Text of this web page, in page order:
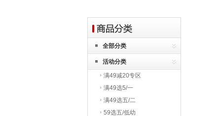
全部分类
活动分类
满49减20专区
满49选5/一
满49选五/二
59选五/低幼